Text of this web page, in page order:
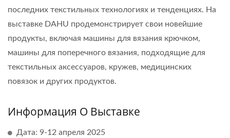
последних текстильных технологиях и тенденциях. На
выставке DAHU продемонстрирует свои новейшие
продукты, включая машины для вязания крючком,
машины для поперечного вязания, подходящие для
текстильных аксессуаров, кружев, медицинских
повязок и других продуктов.
Информация О Выставке
Дата: 9-12 апреля 2025